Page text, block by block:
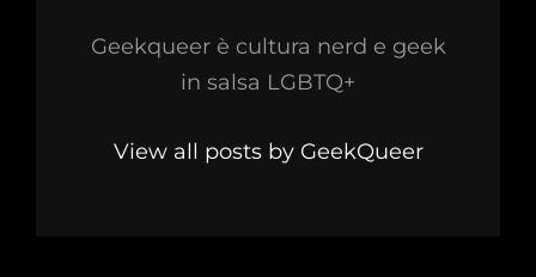
Geekqueer è cultura nerd e geek
in salsa LGBTQ+
View all posts by GeekQueer